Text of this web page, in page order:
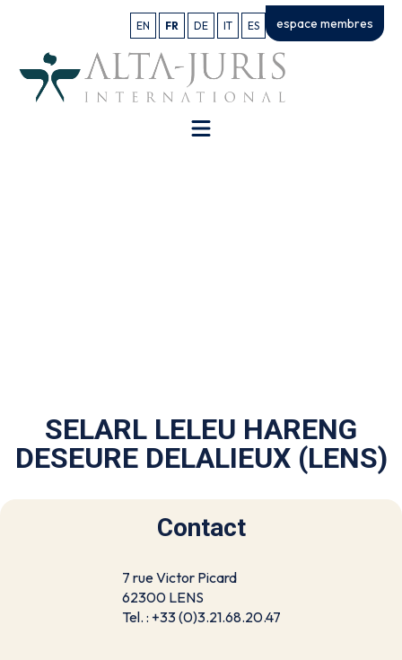
EN FR DE IT ES espace membres
SELARL LELEU HARENG
DESEURE DELALIEUX (LENS)
Contact
7 rue Victor Picard
62300 LENS
Tel. : +33 (0)3.21.68.20.47